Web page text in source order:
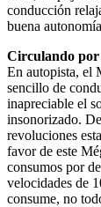
conducción
buena
Circulando por
En autopista, el
sencillo de
inapreciable el
insonorizado.
revoluciones
favor de este
consumos por
velocidades de
consume, no